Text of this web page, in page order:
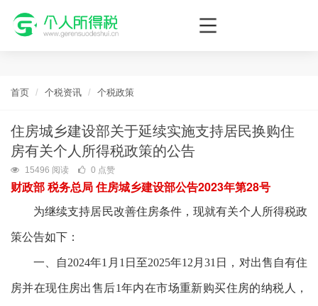
个人所得税网，最新个税资讯平台，您的个税管理专家！
首页 个税资讯 个税政策
住房城乡建设部关于延续实施支持居民换购住
房有关个人所得税政策的公告
15496 阅读 0 点赞
财政部 税务总局 住房城乡建设部公告2023年第28号
为继续支持居民改善住房条件，现就有关个人所得税政
策公告如下：
一、自2024年1月1日至2025年12月31日，对出售自有住
房并在现住房出售后1年内在市场重新购买住房的纳税人，